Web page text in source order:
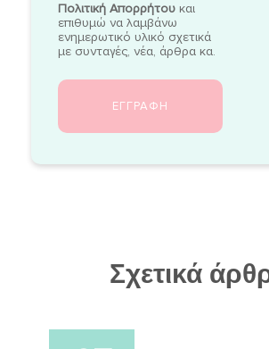
Πολιτική Απορρήτου και
επιθυμώ να λαμβάνω
ενημερωτικό υλικό σχετικά
με συνταγές, νέα, άρθρα κα.
Σχετικά